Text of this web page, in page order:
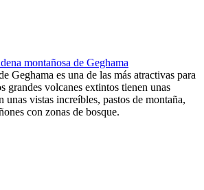
montañosa de Geghama
Geghama es una de las más atractivas para
grandes volcanes extintos tienen unas
unas vistas increíbles, pastos de montaña,
con zonas de bosque.